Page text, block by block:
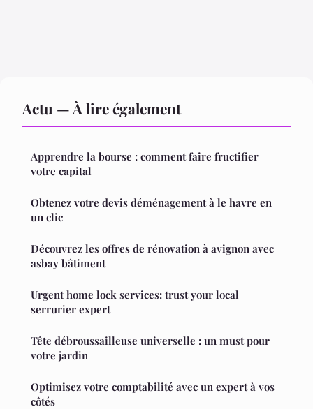
Actu — À lire également
Apprendre la bourse : comment faire fructifier
votre capital
Obtenez votre devis déménagement à le havre en
un clic
Découvrez les offres de rénovation à avignon avec
asbay bâtiment
Urgent home lock services: trust your local
serrurier expert
Tête débroussailleuse universelle : un must pour
votre jardin
Optimisez votre comptabilité avec un expert à vos
côtés